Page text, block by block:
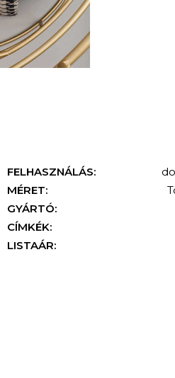
FELHASZNÁLÁS:
MÉRET:
GYÁRTÓ:
CÍMKÉK:
LISTAÁR: